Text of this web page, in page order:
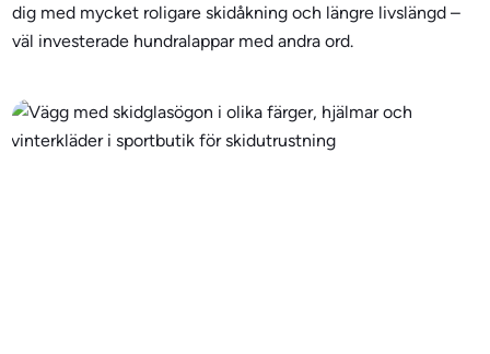
dig med mycket roligare skidåkning och längre livslängd –
väl investerade hundralappar med andra ord.